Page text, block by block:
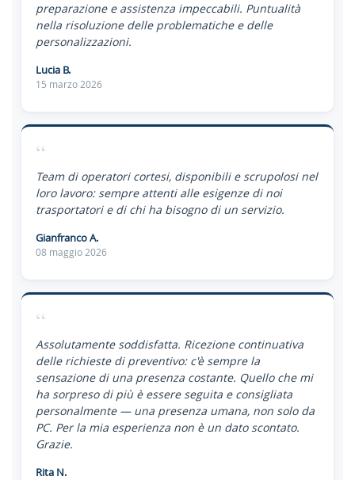
preparazione e assistenza impeccabili. Puntualità
nella risoluzione delle problematiche e delle
personalizzazioni.
Lucia B.
15 marzo 2026
“
Team di operatori cortesi, disponibili e scrupolosi nel
loro lavoro: sempre attenti alle esigenze di noi
trasportatori e di chi ha bisogno di un servizio.
Gianfranco A.
08 maggio 2026
“
Assolutamente soddisfatta. Ricezione continuativa
delle richieste di preventivo: c'è sempre la
sensazione di una presenza costante. Quello che mi
ha sorpreso di più è essere seguita e consigliata
personalmente — una presenza umana, non solo da
PC. Per la mia esperienza non è un dato scontato.
Grazie.
Rita N.